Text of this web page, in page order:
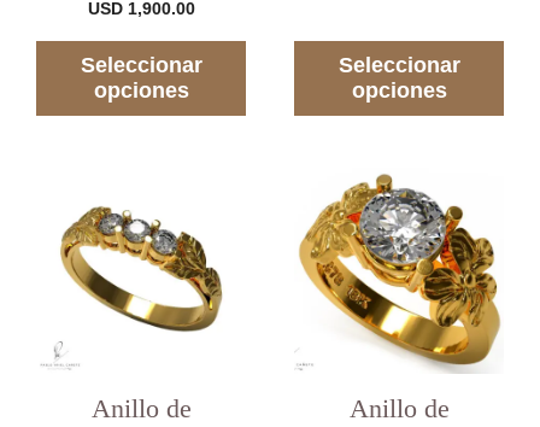
e
USD1,900.00Rango
precios:
desde
Seleccionar
opciones
hasta
Seleccionar
opciones
Anillo de
Anillo de